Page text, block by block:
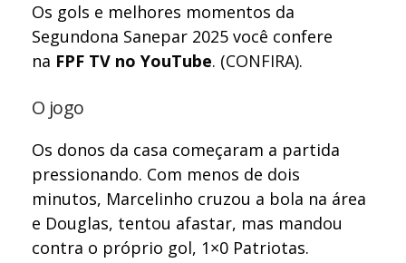
Os gols e melhores momentos da
Segundona Sanepar 2025 você confere
na FPF TV no YouTube. (CONFIRA).
O jogo
Os donos da casa começaram a partida
pressionando. Com menos de dois
minutos, Marcelinho cruzou a bola na área
e Douglas, tentou afastar, mas mandou
contra o próprio gol, 1×0 Patriotas.